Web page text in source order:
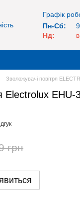
Графік
Пн-Сб:
Нд:
Зволожувачі повітря
Electrolux EHU-
грн